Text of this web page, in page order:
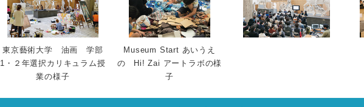
東京藝術大学 油画 学部
1・２年選択カリキュラム授
業の様子
Museum Start あいうえ
の Hi! Zai アートラボの様
子